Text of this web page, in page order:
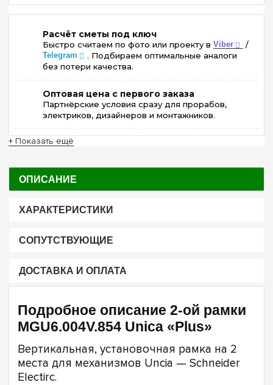
Расчёт сметы под ключ
Быстро считаем по фото или проекту в Viber /
Telegram
. Подбираем оптимальные аналоги
без потери качества.
Оптовая цена с первого заказа
Партнёрские условия сразу для прорабов,
электриков, дизайнеров и монтажников.
+ Показать ещё
ОПИСАНИЕ
ХАРАКТЕРИСТИКИ
СОПУТСТВУЮЩИЕ
ДОСТАВКА И ОПЛАТА
Подробное описание 2-ой рамки
MGU6.004V.854 Unica «Plus»
Вертикальная, установочная рамка на 2
места для механизмов Uncia — Schneider
Electirc.